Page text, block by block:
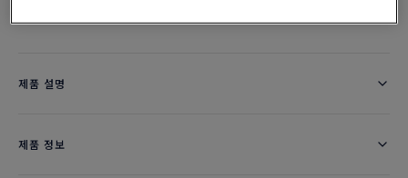
제품 설명
제품 정보